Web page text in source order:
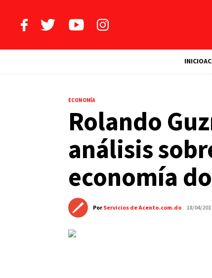
INICIO
ECONOMÍA
Rolando
análisis
economía
PorServicios de Acento.com.do 18/04/